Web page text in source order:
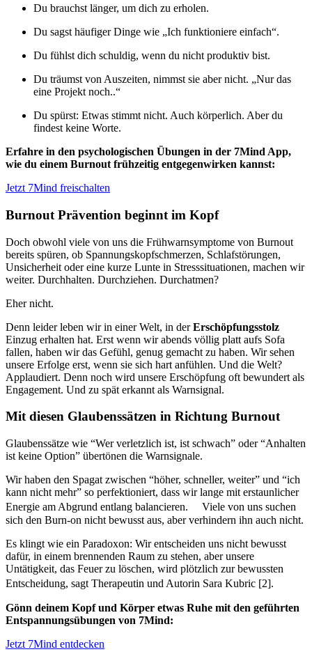
Du brauchst länger, um dich zu erholen.
Du sagst häufiger Dinge wie „Ich funktioniere einfach“.
Du fühlst dich schuldig, wenn du nicht produktiv bist.
Du träumst von Auszeiten, nimmst sie aber nicht. „Nur das
eine Projekt noch..“
Du spürst: Etwas stimmt nicht. Auch körperlich. Aber du
findest keine Worte.
Erfahre in den psychologischen Übungen in der 7Mind App,
wie du einem Burnout frühzeitig entgegenwirken kannst:
Jetzt 7Mind freischalten
Burnout Prävention beginnt im Kopf
Doch obwohl viele von uns die Frühwarnsymptome von Burnout
bereits spüren, ob Spannungskopfschmerzen, Schlafstörungen,
Unsicherheit oder eine kurze Lunte in Stresssituationen, machen wir
weiter. Durchhalten. Durchziehen. Durchatmen?
Eher nicht.
Denn leider leben wir in einer Welt, in derErschöpfungsstolz
Einzug erhalten hat. Erst wenn wir abends völlig platt aufs Sofa
fallen, haben wir das Gefühl, genug gemacht zu haben. Wir sehen
unsere Erfolge erst, wenn sie sich hart anfühlen. Und die Welt?
Applaudiert. Denn noch wird unsere Erschöpfung oft bewundert als
Engagement. Und zu spät erkannt als Warnsignal.
Mit diesen Glaubenssätzen in Richtung Burnout
Glaubenssätze wie “Wer verletzlich ist, ist schwach” oder “Anhalten
ist keine Option” übertönen die Warnsignale.
Wir haben den Spagat zwischen “höher, schneller, weiter” und “ich
kann nicht mehr” so perfektioniert, dass wir lange mit erstaunlicher
Energie am Abgrund entlang balancieren. Viele von uns suchen
sich den Burn-on nicht bewusst aus, aber verhindern ihn auch nicht.
Es klingt wie ein Paradoxon: Wir entscheiden uns nicht bewusst
dafür, in einem brennenden Raum zu stehen, aber unsere
Untätigkeit, das Feuer zu löschen, wird plötzlich zur bewussten
Entscheidung, sagt Therapeutin und Autorin Sara Kubric [2].
Gönn deinem Kopf und Körper etwas Ruhe mit den geführten
Entspannungsübungen von 7Mind:
Jetzt 7Mind entdecken